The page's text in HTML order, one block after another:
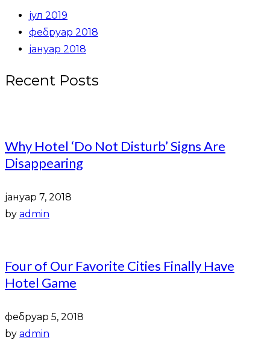
јул 2019
фебруар 2018
јануар 2018
Recent Posts
Why Hotel ‘Do Not Disturb’ Signs Are
Disappearing
јануар 7, 2018
by admin
Four of Our Favorite Cities Finally Have
Hotel Game
фебруар 5, 2018
by admin